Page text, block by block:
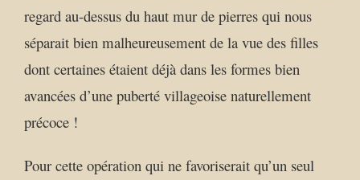
regard au-dessus du haut mur de pierres qui nous
séparait bien malheureusement de la vue des filles
dont certaines étaient déjà dans les formes bien
avancées d’une puberté villageoise naturellement
précoce !
Pour cette opération qui ne favoriserait qu’un seul